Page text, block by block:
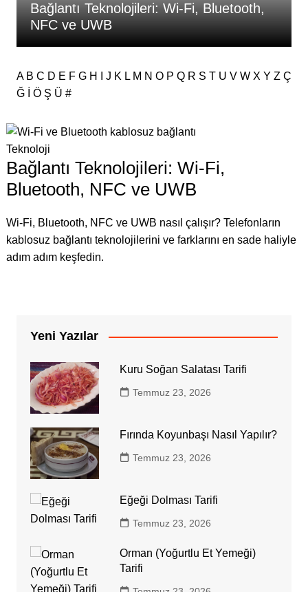
Bağlantı Teknolojileri: Wi-Fi, Bluetooth,
NFC ve UWB
A B C D E F G H J K L M N O P Q R S T U V W X Y Z Ç
Ğ
Ö Ş Ü #
Teknoloji
Bağlantı Teknolojileri: Wi-Fi,
Bluetooth, NFC ve UWB
Wi-Fi, Bluetooth, NFC ve UWB nasıl çalışır? Telefonların
kablosuz bağlantı teknolojilerini ve farklarını en sade haliyle
adım adım keşfedin.
Yeni Yazılar
Kuru Soğan Salatası Tarifi
Temmuz 23, 2026
Fırında Koyunbaşı Nasıl Yapılır?
Temmuz 23, 2026
Eğeği Dolması Tarifi
Temmuz 23, 2026
Orman (Yoğurtlu Et Yemeği)
Tarifi